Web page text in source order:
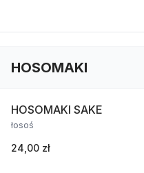
HOSOMAKI
HOSOMAKI SAKE
łosoś
24,00 zł